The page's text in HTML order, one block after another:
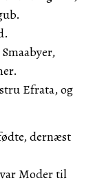
Efrata, og
dernæst
var Moder til